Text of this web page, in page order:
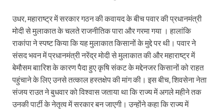
उधर, महाराष्ट्र में सरकार गठन की कवायद के बीच पवार की प्रधानमंत्री
मोदी से मुलाकात के चलते राजनीतिक पारा और गरमा गया । हालांकि
राकांपा ने स्पष्ट किया कि यह मुलाकात किसानों के मुद्दे पर थी। पवार ने
संसद भवन में प्रधानमंत्री नरेंद्र मोदी से मुलाकात की और महाराष्ट्र में
बेमौसम बाारिश के कारण पैदा हुए कृषि संकट के मद्देनजर किसानों को राहत
पहुंचाने के लिए उनसे तत्काल हस्तक्षेप की मांग की। इस बीच, शिवसेना नेता
संजय राउत ने बुधवार को विश्वास जताया था कि राज्य में अगले महीने तक
उनकी पार्टी के नेतृत्व में सरकार बन जाएगी। उन्होंने कहा कि राज्य में